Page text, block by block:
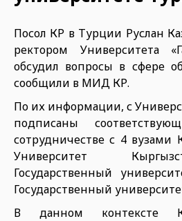
Посол КР в Турции Руслан
ректором Университета
обсудил вопросы в сфере
сообщили в МИД КР.
По их информации, с
подписаны
сотрудничестве с 4
Университет
Государственный
Государственный
В данном контексте